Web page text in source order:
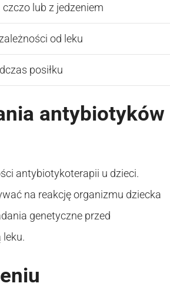
czczo lub z jedzeniem
od leku
posiłku
antybiotyków
antybiotykoterapii u dzieci.
na reakcję organizmu dziecka
genetyczne przed